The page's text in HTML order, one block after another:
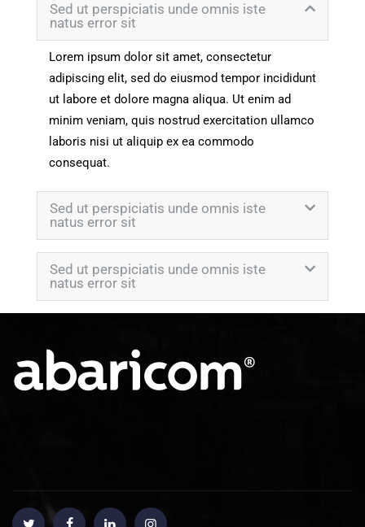
Sed ut perspiciatis unde omnis iste
natus error sit
Lorem ipsum dolor sit amet, consectetur
adipiscing elit, sed do eiusmod tempor incididunt
ut labore et dolore magna aliqua. Ut enim ad
minim veniam, quis nostrud exercitation ullamco
laboris nisi ut aliquip ex ea commodo
consequat.
Sed ut perspiciatis unde omnis iste
natus error sit
Sed ut perspiciatis unde omnis iste
natus error sit